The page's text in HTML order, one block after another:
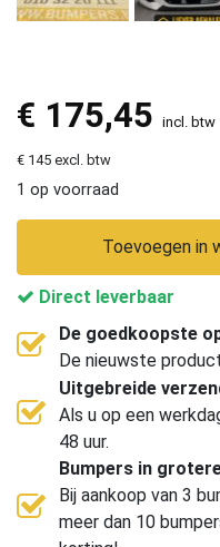
€ 175,45 incl. btw
€ 145 excl. btw
1 op voorraad
Toevoegen in
Direct leverbaar
De goedkoopste
De nieuwste
Uitgebreide
Als u op een
48 uur.
Bumpers in
Bij aankoop van 3
meer dan 10